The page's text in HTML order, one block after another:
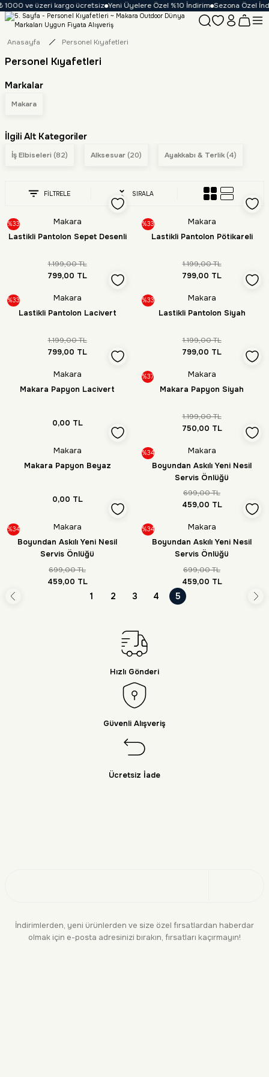
ve üzeri kargo ücretsiz Yeni Üyelere Özel %10 İndirim Sezona Özel
Anasayfa Personel Kıyafetleri
Personel Kıyafetleri
Markalar
Makara
İlgili Alt Kategoriler
İş Elbiseleri (82) Alksesuar (20) Ayakkabı & Terlik(4)
FİLTRELE SIRALA
%33
Makara
Lastikli Pantolon Sepet Desenli
1.199,00 TL
799,00 TL
%33
Makara
Lastikli Pantolon Pötikareli
1.199,00 TL
799,00 TL
%33
Makara
Lastikli Pantolon Lacivert
1.199,00 TL
799,00 TL
%33
Makara
Lastikli Pantolon Siyah
1.199,00 TL
799,00 TL
Makara
Makara Papyon Lacivert
0,00 TL
%37
Makara
Makara Papyon Siyah
1.199,00 TL
750,00 TL
Makara
Makara Papyon Beyaz
0,00 TL
%34
Makara
Boyundan Askılı Yeni Nesil
Servis Önlüğü
699,00 TL
459,00 TL
%34
Makara
Boyundan Askılı Yeni Nesil
Servis Önlüğü
699,00 TL
459,00 TL
%34
Makara
Boyundan Askılı Yeni Nesil
Servis Önlüğü
699,00 TL
459,00 TL
1 2 3 4 5
Hızlı Gönderi
Güvenli Alışveriş
Ücretsiz İade
İndirimlerden, yeni ürünlerden ve size özel fırsatlardan haberdar
olmak için e-posta adresinizi bırakın, fırsatları kaçırmayın!